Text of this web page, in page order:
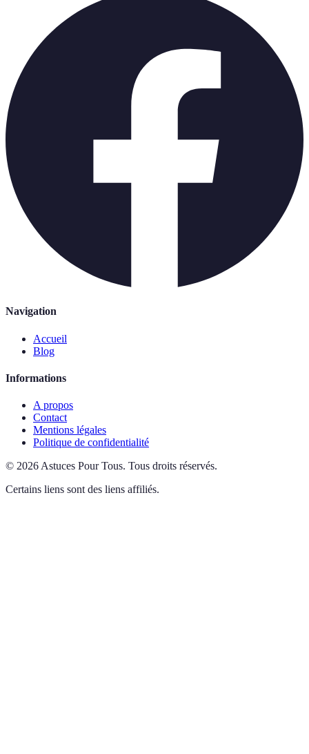
Navigation
Accueil
Blog
Informations
A propos
Contact
Mentions légales
Politique de confidentialité
© 2026 Astuces Pour Tous. Tous droits réservés.
Certains liens sont des liens affiliés.